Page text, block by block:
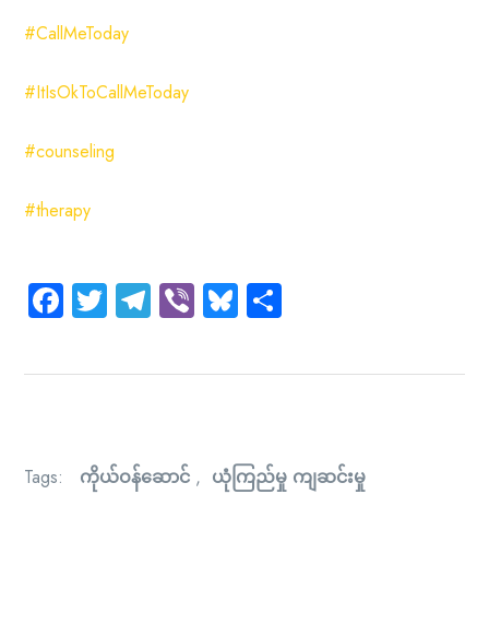
#CallMeToday
#ItIsOkToCallMeToday
#counseling
#therapy
Facebook
TwitterTelegram
ViberBluesky
Tags: ကိုယ်ဝန်ဆောင် , ယုံကြည်မှု ကျဆင်းမှု